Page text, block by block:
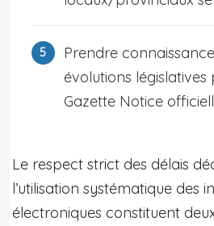
Prendre
évolutions législatives
Gazette Notice
Le respect strict des délais
l’utilisation systématique des
électroniques constituent